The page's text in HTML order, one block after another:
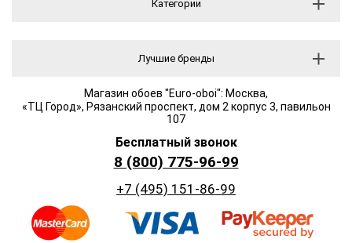
Категории
Лучшие бренды
Магазин обоев "Euro-oboi": Москва,
«ТЦ Город», Рязанский проспект, дом 2 корпус 3, павильон
107
Бесплатный звонок
8 (800) 775-96-99
+7 (495) 151-86-99